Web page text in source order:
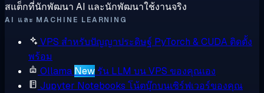
สแต็กที่นักพัฒนา AI และนักพัฒนาใช้งานจริง
AI และ MACHINE LEARNING
VPS สำหรับปัญญาประดิษฐ์ PyTorch & CUDA ติดตั้ง
พร้อม
Ollama New รัน LLM บน VPS ของคุณเอง
Jupyter Notebooks โน้ตบุ๊กบนเซิร์ฟเวอร์ของคุณ